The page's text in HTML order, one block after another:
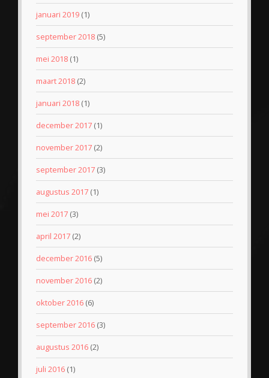
januari 2019 (1)
september 2018 (5)
mei 2018 (1)
maart 2018 (2)
januari 2018 (1)
december 2017 (1)
november 2017 (2)
september 2017 (3)
augustus 2017 (1)
mei 2017 (3)
april 2017 (2)
december 2016 (5)
november 2016 (2)
oktober 2016 (6)
september 2016 (3)
augustus 2016 (2)
juli 2016 (1)